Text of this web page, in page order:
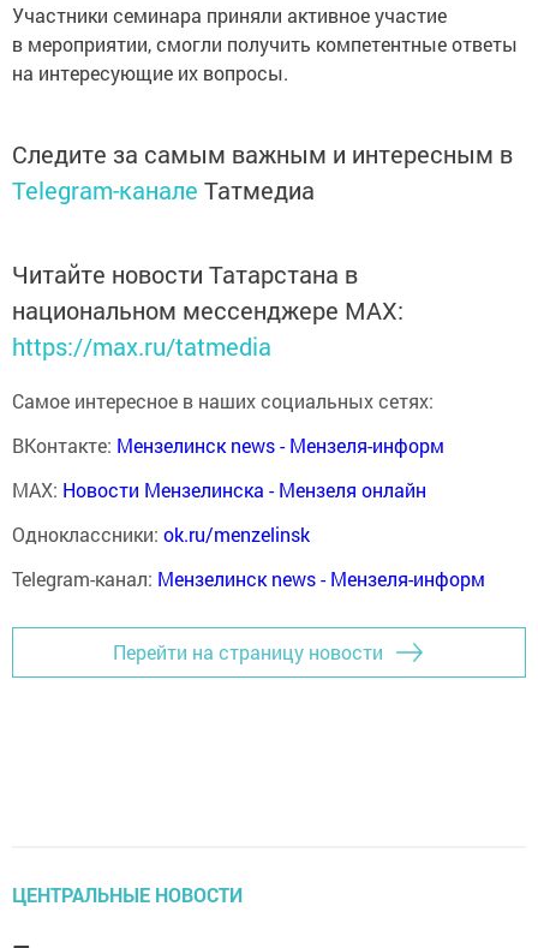
Участники семинара приняли активное участие
в мероприятии, смогли получить компетентные ответы
на интересующие их вопросы.
Следите за самым важным и интересным в
Telegram-канале Татмедиа
Читайте новости Татарстана в
национальном мессенджере MАХ:
https://max.ru/tatmedia
Самое интересное в наших социальных сетях:
ВКонтакте: Мензелинск news - Мензеля-информ
MAX: Новости Мензелинска - Мензеля онлайн
Одноклассники: ok.ru/menzelinsk
Telegram-канал: Мензелинск news - Мензеля-информ
Перейти на страницу новости
ЦЕНТРАЛЬНЫЕ НОВОСТИ